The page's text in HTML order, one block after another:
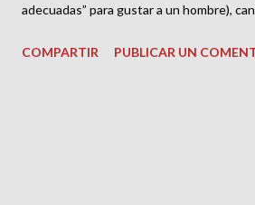
adecuadas” para gustar a un hombre),
mejillas pegadas a dos conejitas a las
COMPARTIR PUBLICAR UN